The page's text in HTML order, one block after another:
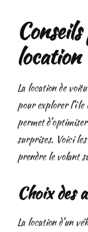
location
La location de
pour explorer
permet
surprises. Voici
prendre le volant
Choix des
La location d’un